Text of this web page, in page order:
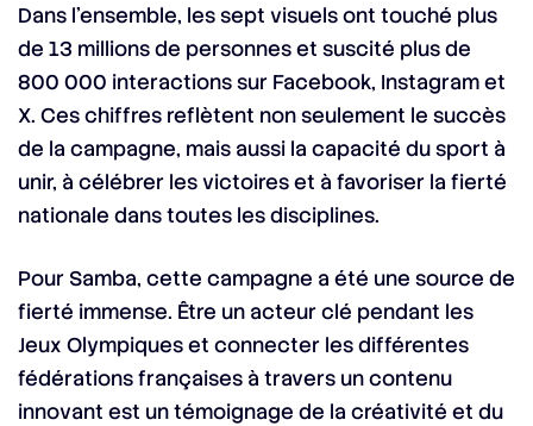
Dans l’ensemble, les sept visuels ont touché plus
de 13 millions de personnes et suscité plus de
800 000 interactions sur Facebook, Instagram et
X. Ces chiffres reflètent non seulement le succès
de la campagne, mais aussi la capacité du sport à
unir, à célébrer les victoires et à favoriser la fierté
nationale dans toutes les disciplines.
Pour Samba, cette campagne a été une source de
fierté immense. Être un acteur clé pendant les
Jeux Olympiques et connecter les différentes
fédérations françaises à travers un contenu
innovant est un témoignage de la créativité et du